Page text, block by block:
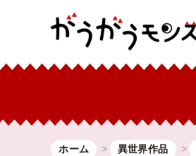
ホーム 異世界作品